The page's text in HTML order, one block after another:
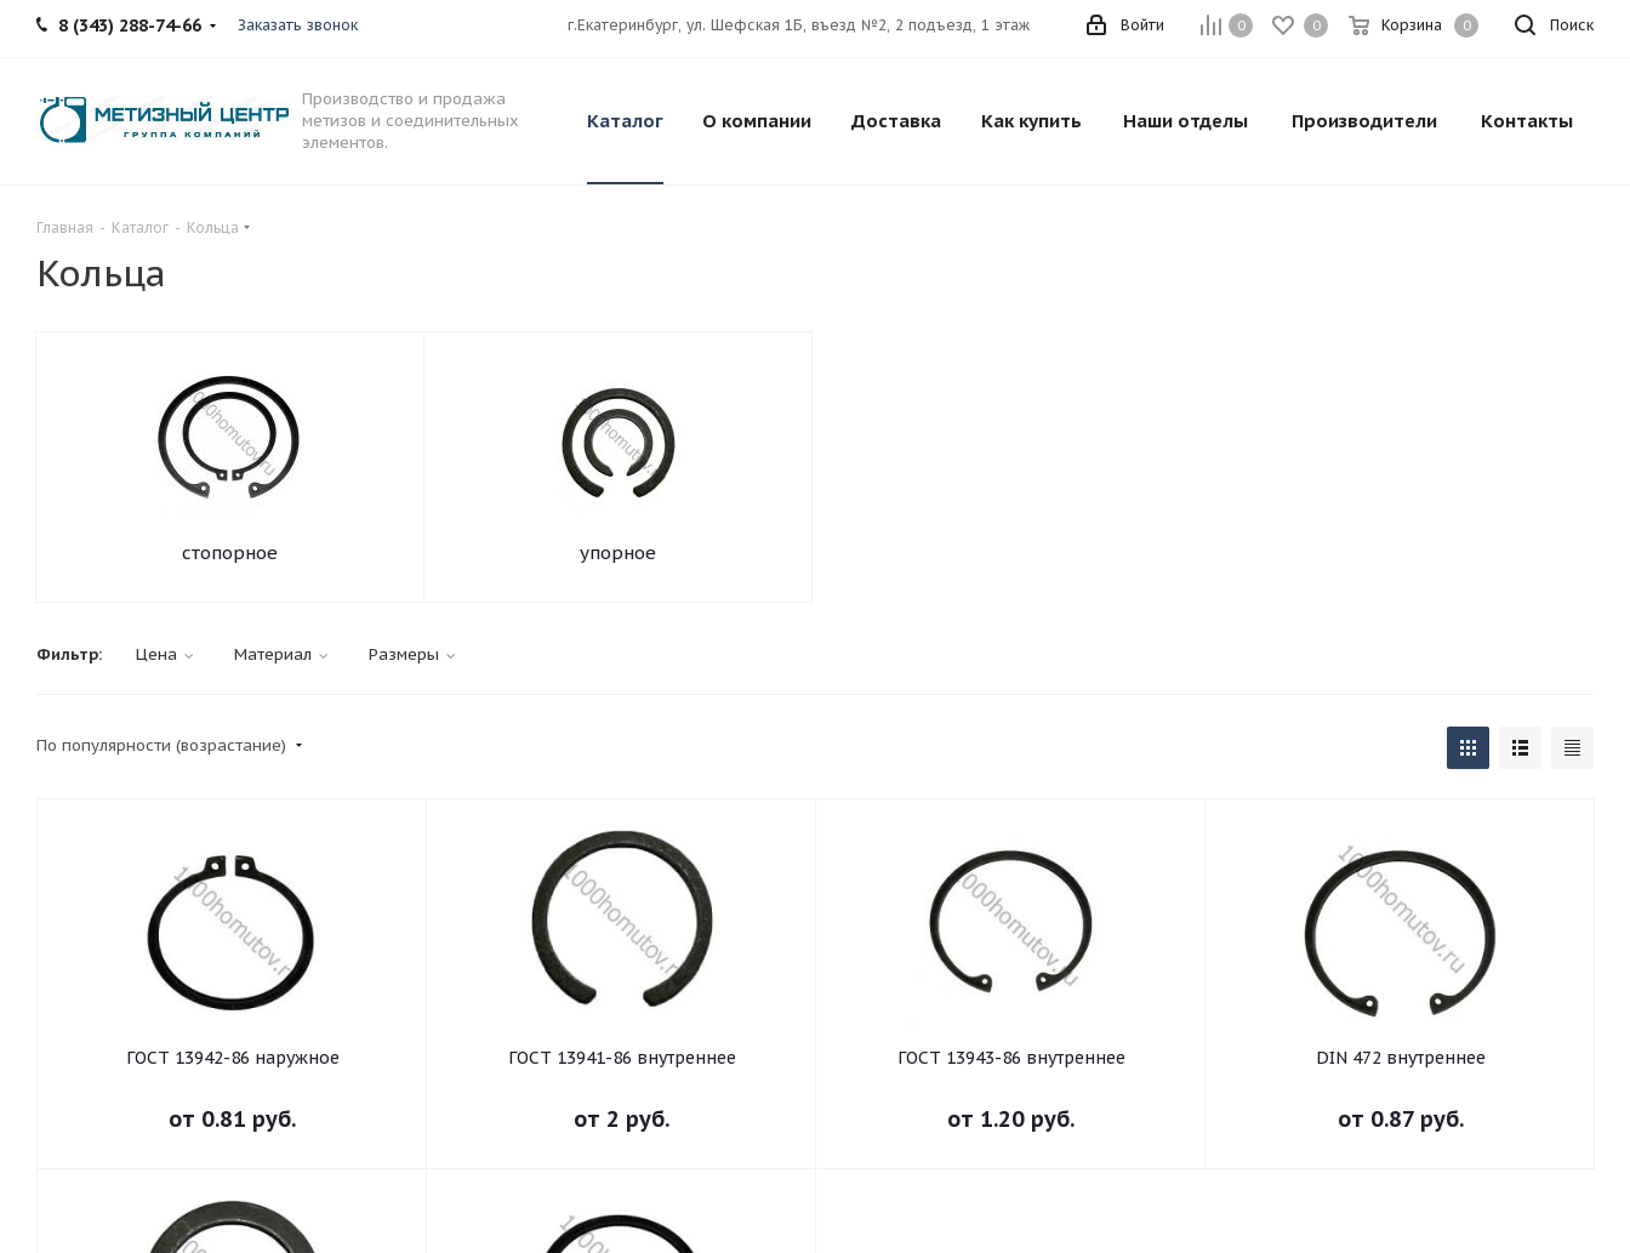
8 (343) 288-74-66 Заказать звонок г.Екатеринбург, ул. Шефская 1Б, въезд №2, 2 подъезд, 1 этаж Поиск
0 0 Корзина 0
Войти
Производство и продажа
метизов и соединительных
элементов.
Каталог О компании Доставка Как купить Наши отделы Производители Контакты
Главная - Каталог - Кольца
Кольца
стопорное упорное
Фильтр: Цена Материал Размеры
По популярности (возрастание)
ГОСТ 13942-86 наружное
от 0.81 руб.
ГОСТ 13941-86 внутреннее
от 2 руб.
ГОСТ 13943-86 внутреннее
от 1.20 руб.
DIN 472 внутреннее
от 0.87 руб.